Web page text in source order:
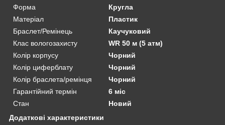
Форма
Кругла
Матеріал
Пластик
Браслет/Ремінець
Каучуковий
Клас вологозахисту
WR 50 м (5 атм)
Колір корпусу
Чорний
Колір циферблату
Чорний
Колір браслета/ремінця
Чорний
Гарантійний термін
6 міс
Стан
Новий
Додаткові характеристики